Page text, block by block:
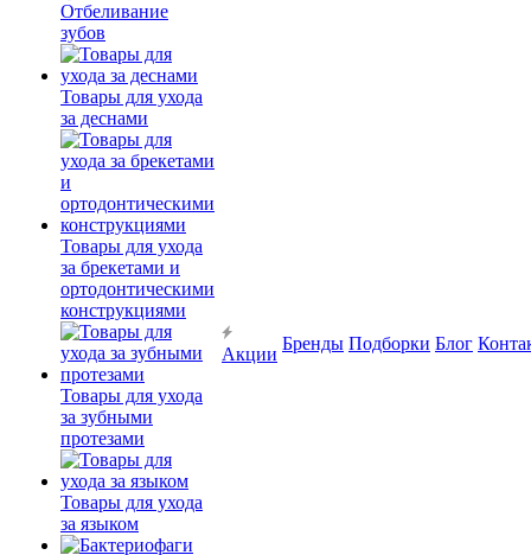
Отбеливание
зубов
Товары для ухода
за деснами
Товары для ухода
за брекетами и
ортодонтическими
конструкциями
Товары для ухода
за зубными
протезами
Товары для ухода
за языком
Акции
Бренды Подборки Блог